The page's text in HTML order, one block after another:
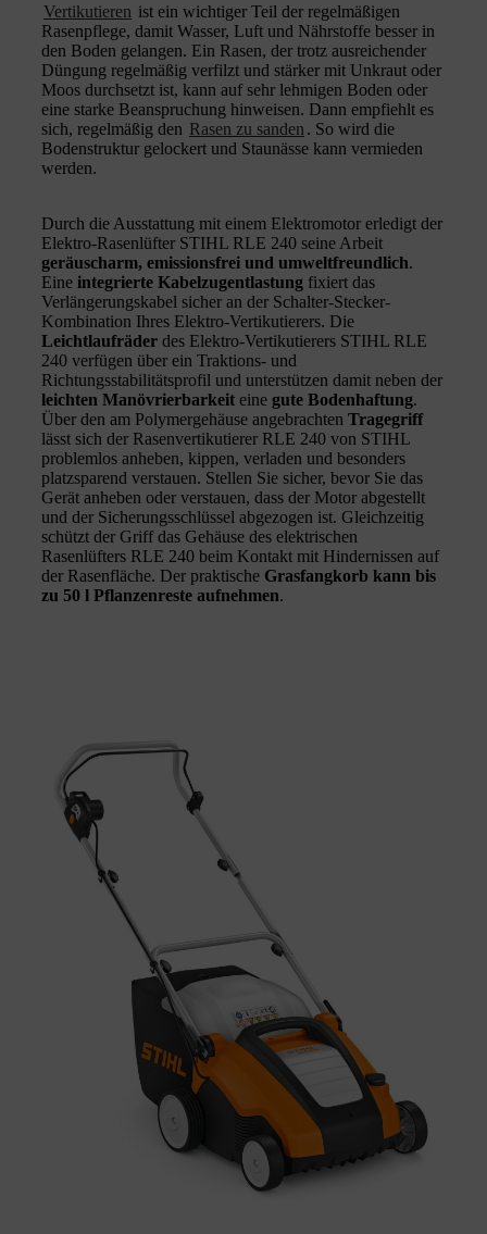
Vertikutieren ist ein wichtiger Teil der regelmäßigen
Rasenpflege, damit Wasser, Luft und Nährstoffe besser in
den Boden gelangen. Ein Rasen, der trotz ausreichender
Düngung regelmäßig verfilzt und stärker mit Unkraut oder
Moos durchsetzt ist, kann auf sehr lehmigen Boden oder
eine starke Beanspruchung hinweisen. Dann empfiehlt es
sich, regelmäßig den Rasen zu sanden . So wird die
Bodenstruktur gelockert und Staunässe kann vermieden
werden.
Durch die Ausstattung mit einem Elektromotor erledigt der
Elektro-Rasenlüfter STIHL RLE 240 seine Arbeit
geräuscharm, emissionsfrei und umweltfreundlich.
Eine integrierte Kabelzugentlastung fixiert das
Verlängerungskabel sicher an der Schalter-Stecker-
Kombination Ihres Elektro-Vertikutierers. Die
Leichtlaufräder des Elektro-Vertikutierers STIHL RLE
240 verfügen über ein Traktions- und
Richtungsstabilitätsprofil und unterstützen damit neben der
leichten Manövrierbarkeit eine gute Bodenhaftung.
Über den am Polymergehäuse angebrachten Tragegriff
lässt sich der Rasenvertikutierer RLE 240 von STIHL
problemlos anheben, kippen, verladen und besonders
platzsparend verstauen. Stellen Sie sicher, bevor Sie das
Gerät anheben oder verstauen, dass der Motor abgestellt
und der Sicherungsschlüssel abgezogen ist. Gleichzeitig
schützt der Griff das Gehäuse des elektrischen
Rasenlüfters RLE 240 beim Kontakt mit Hindernissen auf
der Rasenfläche. Der praktische Grasfangkorb kann bis
zu 50 l Pflanzenreste aufnehmen.